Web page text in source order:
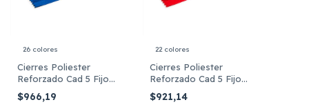
26 colores
Cierres Poliester
Reforzado Cad 5 Fijo
Ykk De 75 Cm X Unidad
$966,19
22 colores
Cierres Poliester
Reforzado Cad 5 Fijo
Ykk De 70 Cm X Unidad
$921,14